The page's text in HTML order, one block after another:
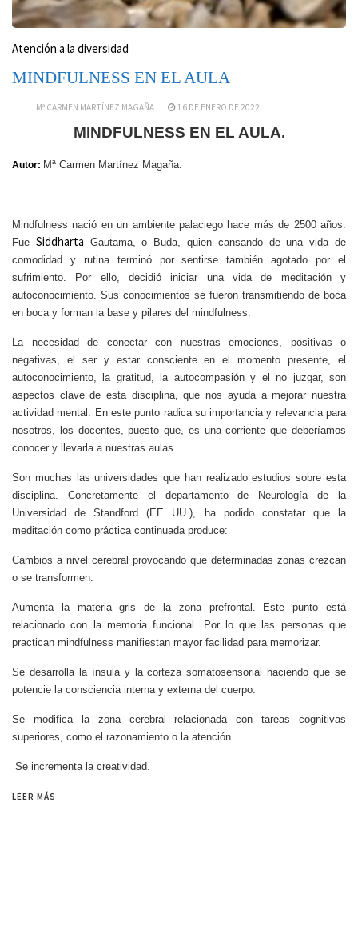
Atención a la diversidad
MINDFULNESS EN EL AULA
Mª CARMEN MARTÍNEZ MAGAÑA 16 DE ENERO DE 2022
MINDFULNESS EN EL AULA.
Autor: Mª Carmen Martínez Magaña.
Mindfulness nació en un ambiente palaciego hace más de 2500 años.
Fue Siddharta Gautama, o Buda, quien cansando de una vida de
comodidad y rutina terminó por sentirse también agotado por el
sufrimiento. Por ello, decidió iniciar una vida de meditación y
autoconocimiento. Sus conocimientos se fueron transmitiendo de boca
en boca y forman la base y pilares del mindfulness.
La necesidad de conectar con nuestras emociones, positivas o
negativas, el ser y estar consciente en el momento presente, el
autoconocimiento, la gratitud, la autocompasión y el no juzgar, son
aspectos clave de esta disciplina, que nos ayuda a mejorar nuestra
actividad mental. En este punto radica su importancia y relevancia para
nosotros, los docentes, puesto que, es una corriente que deberíamos
conocer y llevarla a nuestras aulas.
Son muchas las universidades que han realizado estudios sobre esta
disciplina. Concretamente el departamento de Neurología de la
Universidad de Standford (EE UU.), ha podido constatar que la
meditación como práctica continuada produce:
Cambios a nivel cerebral provocando que determinadas zonas crezcan
o se transformen.
Aumenta la materia gris de la zona prefrontal. Este punto está
relacionado con la memoria funcional. Por lo que las personas que
practican mindfulness manifiestan mayor facilidad para memorizar.
Se desarrolla la ínsula y la corteza somatosensorial haciendo que se
potencie la consciencia interna y externa del cuerpo.
Se modifica la zona cerebral relacionada con tareas cognitivas
superiores, como el razonamiento o la atención.
Se incrementa la creatividad.
LEER MÁS